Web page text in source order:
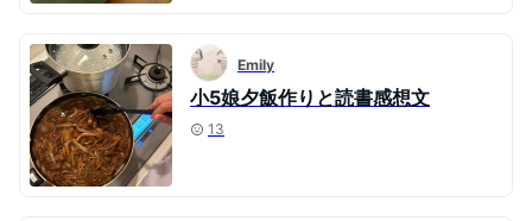
Emily
小5娘夕飯作りと読書感想文
13